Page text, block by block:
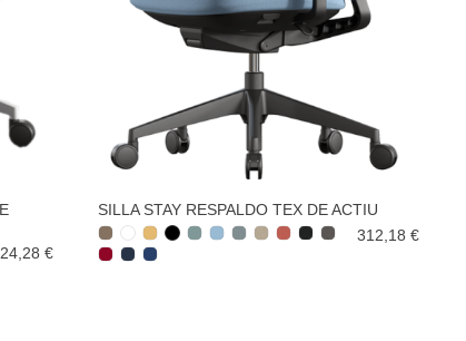
€
SILLA STAY RESPALDO TEX DE ACTIU
312,18 €